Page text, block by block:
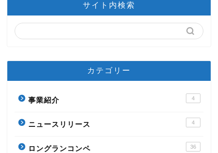
サイト内検索
カテゴリー
事業紹介 4
ニュースリリース 4
ロングランコンペ 36